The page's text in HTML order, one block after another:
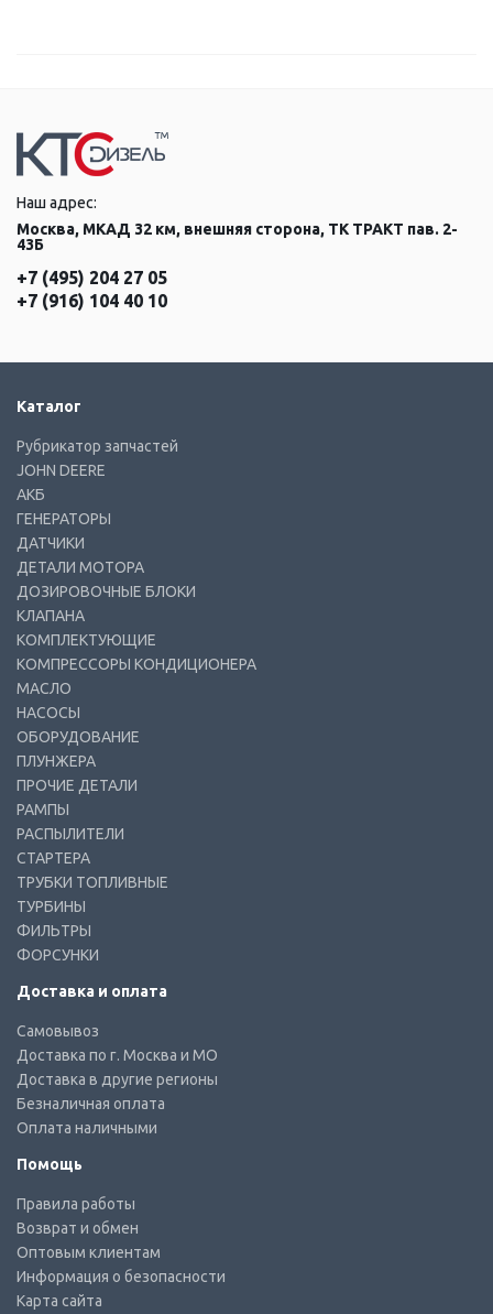
Наш адрес:
Москва, МКАД 32 км, внешняя сторона, ТК ТРАКТ пав. 2-
43Б
+7 (495) 204 27 05
+7 (916) 104 40 10
Каталог
Рубрикатор запчастей
JOHN DEERE
АКБ
ГЕНЕРАТОРЫ
ДАТЧИКИ
ДЕТАЛИ МОТОРА
ДОЗИРОВОЧНЫЕ БЛОКИ
КЛАПАНА
КОМПЛЕКТУЮЩИЕ
КОМПРЕССОРЫ КОНДИЦИОНЕРА
МАСЛО
НАСОСЫ
ОБОРУДОВАНИЕ
ПЛУНЖЕРА
ПРОЧИЕ ДЕТАЛИ
РАМПЫ
РАСПЫЛИТЕЛИ
СТАРТЕРА
ТРУБКИ ТОПЛИВНЫЕ
ТУРБИНЫ
ФИЛЬТРЫ
ФОРСУНКИ
Доставка и оплата
Самовывоз
Доставка по г. Москва и МО
Доставка в другие регионы
Безналичная оплата
Оплата наличными
Помощь
Правила работы
Возврат и обмен
Оптовым клиентам
Информация о безопасности
Карта сайта